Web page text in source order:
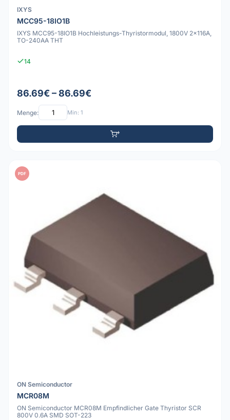
IXYS
MCC95-18IO1B
IXYS MCC95-18IO1B Hochleistungs-Thyristormodul, 1800V 2x116A,
TO-240AA THT
14
86.69€ – 86.69€
Menge: Min: 1
PDF
ON Semiconductor
MCR08M
ON Semiconductor MCR08M Empfindlicher Gate Thyristor SCR
800V 0.6A SMD SOT-223